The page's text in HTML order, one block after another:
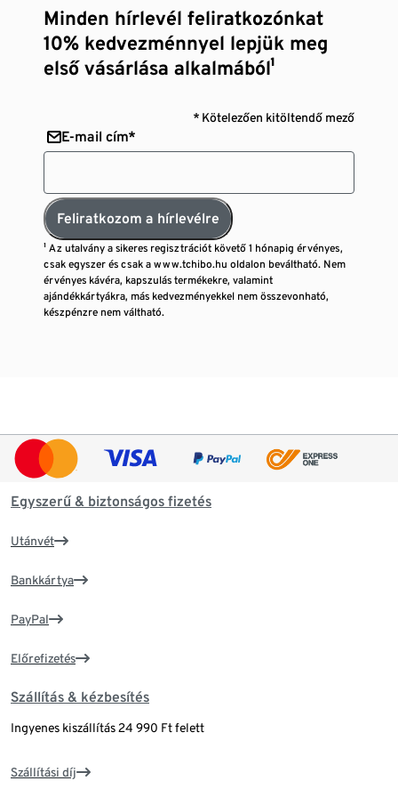
Minden hírlevél feliratkozónkat
10% kedvezménnyel lepjük meg
első vásárlása alkalmából¹
* Kötelezően kitöltendő mező
E-mail cím*
Feliratkozom a hírlevélre
¹ Az utalvány a sikeres regisztrációt követő 1 hónapig érvényes,
csak egyszer és csak a www.tchibo.hu oldalon beváltható. Nem
érvényes kávéra, kapszulás termékekre, valamint
ajándékkártyákra, más kedvezményekkel nem összevonható,
készpénzre nem váltható.
Egyszerű & biztonságos fizetés
Utánvét
Bankkártya
PayPal
Előrefizetés
Szállítás & kézbesítés
Ingyenes kiszállítás 24 990 Ft felett
Szállítási díj